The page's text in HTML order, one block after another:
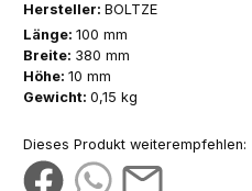
Hersteller: BOLTZE
Länge: 100 mm
Breite: 380 mm
Höhe: 10 mm
Gewicht: 0,15 kg
Dieses Produkt weiterempfehlen: